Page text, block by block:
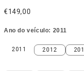
€149,00
Ano do veículo: 2011
2011
2011 2012
2012 2013